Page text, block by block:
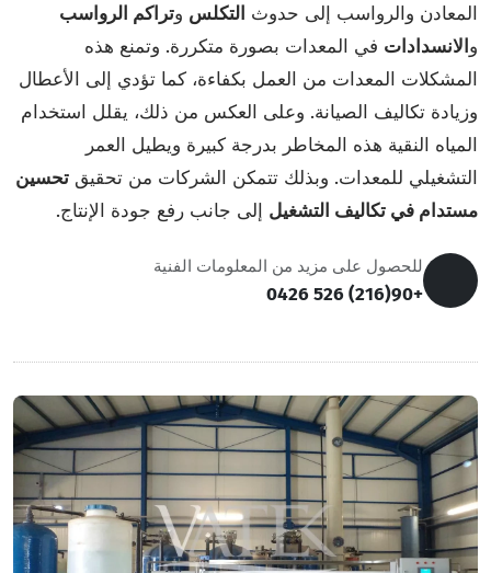
المعادن والرواسب إلى حدوث التكلس وتراكم الرواسب
و الانسدادات في المعدات بصورة متكررة. وتمنع هذه
المشكلات المعدات من العمل بكفاءة، كما تؤدي إلى الأعطال
وزيادة تكاليف الصيانة. وعلى العكس من ذلك، يقلل استخدام
المياه النقية هذه المخاطر بدرجة كبيرة ويطيل العمر
التشغيلي للمعدات. وبذلك تتمكن الشركات من تحقيق تحسين
مستدام في تكاليف التشغيل إلى جانب رفع جودة الإنتاج.
للحصول على مزيد من المعلومات الفنية
+90(216) 526 0426